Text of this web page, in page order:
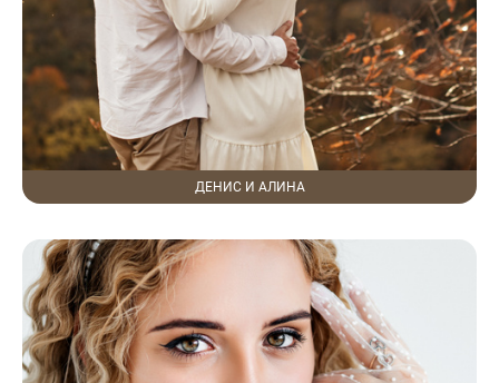
ДЕНИС И АЛИНА